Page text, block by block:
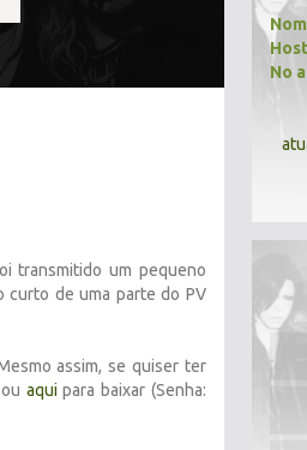
transmitido um pequeno
curto de uma parte do PV
assim, se quiser ter
aqui para baixar (Senha:
No